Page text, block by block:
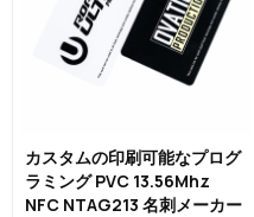
カスタムの印刷可能なプログ
ラミング PVC 13.56Mhz
NFC NTAG213 名刺メーカー